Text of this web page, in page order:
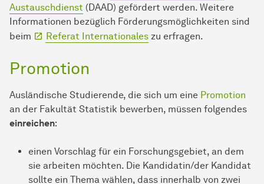
Austauschdienst (DAAD) gefördert werden. Weitere
Informationen bezüglich Förderungsmöglichkeiten sind
beim
Referat Internationales zu erfragen.
Promotion
Ausländische Studierende, die sich um eine Promotion
an der Fakultät Statistik bewerben, müssen folgendes
einreichen:
einen Vorschlag für ein Forschungsgebiet, an dem
sie arbeiten möchten. Die Kandidatin/der Kandidat
sollte ein Thema wählen, dass innerhalb von zwei